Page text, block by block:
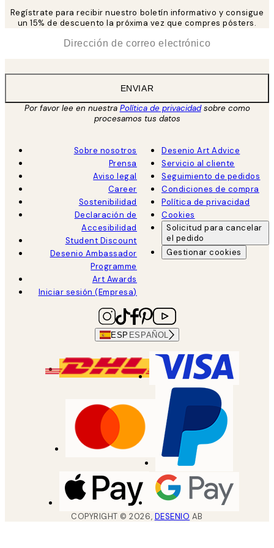
Regístrate para recibir nuestro boletín informativo y consigue
un 15% de descuento la próxima vez que compres pósters.
ENVIAR
Por favor lee en nuestra Política de privacidadsobre como
procesamos tus datos
Sobre nosotros
Prensa
Aviso legal
Career
Sostenibilidad
Declaración de
Accesibilidad
Student Discount
Desenio Ambassador
Programme
Art Awards
Iniciar sesión (Empresa)
Desenio Art Advice
Servicio al cliente
Seguimiento de pedidos
Condiciones de compra
Política de privacidad
Cookies
Solicitud para cancelar
el pedido
Gestionar cookies
ESP ESPAÑOL
COPYRIGHT ©2026, DESENIO AB